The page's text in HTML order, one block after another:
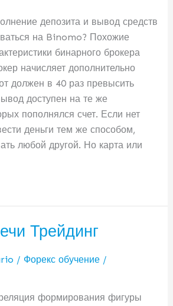
депозита и вывод средств
на Binomo? Похожие
бинарного брокера
начисляет дополнительно
должен в 40 раз превысить
доступен на те же
пополнялся счет. Если нет
деньги тем же способом,
любой другой. Но карта или
Трейдинг
/ Форекс обучение /
формирования фигуры